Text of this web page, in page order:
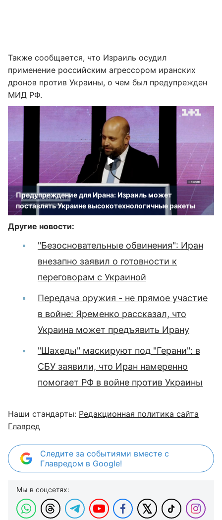
Также сообщается, что Израиль осудил
применение российским агрессором иранских
дронов против Украины, о чем был предупрежден
МИД РФ.
Предупреждение для Ирана: Израиль может
поставлять Украине высокотехнологичные ракеты
Другие новости:
"Безосновательные обвинения": Иран
внезапно заявил о готовности к
переговорам с Украиной
Передача оружия - не прямое участие
в войне: Яременко рассказал, что
Украина может предъявить Ирану
"Шахеды" маскируют под "Герани": в
СБУ заявили, что Иран намеренно
помогает РФ в войне против Украины
Наши стандарты: Редакционная политика сайта
Главред
Следите за событиями вместе с
Главредом в Google!
Мы в соцсетях: